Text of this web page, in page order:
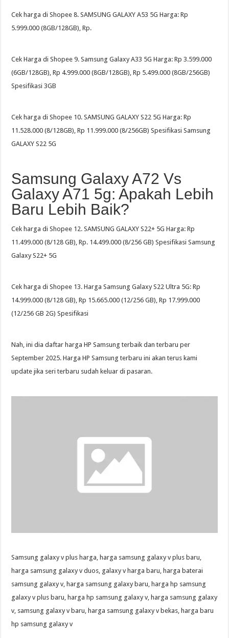
Cek harga di Shopee 8. SAMSUNG GALAXY A53 5G Harga: Rp
5.999.000 (8GB/128GB), Rp.
Cek Harga di Shopee 9. Samsung Galaxy A33 5G Harga: Rp 3.599.000
(6GB/128GB), Rp 4.999.000 (8GB/128GB), Rp 5.499.000 (8GB/256GB)
Spesifikasi 3GB
Cek harga di Shopee 10. SAMSUNG GALAXY S22 5G Harga: Rp
11.528.000 (8/128GB), Rp 11.999.000 (8/256GB) Spesifikasi Samsung
GALAXY S22 5G
Samsung Galaxy A72 Vs
Galaxy A71 5g: Apakah Lebih
Baru Lebih Baik?
Cek harga di Shopee 12. SAMSUNG GALAXY S22+ 5G Harga: Rp
11.499.000 (8/128 GB), Rp. 14.499.000 (8/256 GB) Spesifikasi Samsung
Galaxy S22+ 5G
Cek harga di Shopee 13. Harga Samsung Galaxy S22 Ultra 5G: Rp
14.999.000 (8/128 GB), Rp 15.665.000 (12/256 GB), Rp 17.999.000
(12/256 GB 2G) Spesifikasi
Nah, ini dia daftar harga HP Samsung terbaik dan terbaru per
September 2025. Harga HP Samsung terbaru ini akan terus kami
update jika seri terbaru sudah keluar di pasaran.
Samsung galaxy v plus harga, harga samsung galaxy v plus baru,
harga samsung galaxy v duos, galaxy v harga baru, harga baterai
samsung galaxy v, harga samsung galaxy baru, harga hp samsung
galaxy v plus baru, harga hp samsung galaxy v, harga samsung galaxy
v, samsung galaxy v baru, harga samsung galaxy v bekas, harga baru
hp samsung galaxy v